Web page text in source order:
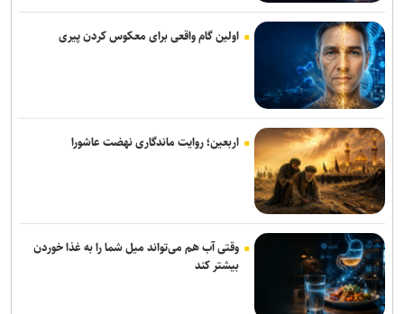
روایت نخستین نگاه انسان به سلول‌های بدن خود
دستگاه مترجم جیبی جدید گوگل بدون نیاز به اینترنت مکالمات را ترجمه
می‌کند
عرضه شد
نوآوری دانش‌بنیان ایرانی، معادله نصب لوله‌های پلی‌اتیلن در دریا را تغییر
داد
چاپگر سه‌بعدی جدید کیوآیدی Plus۵ با سیستم CoreXY دقت و سرعت را
بالا می‌برد
کاربران بعد از این می‌توانند از هر نقطه دارای اینترنت با شماره ثابت
تماس بگیرند
اولین گام واقعی برای معکوس کردن پیری
اربعین؛ روایت ماندگاری نهضت عاشورا
وقتی آب هم می‌تواند میل شما را به غذا خوردن
بیشتر کند